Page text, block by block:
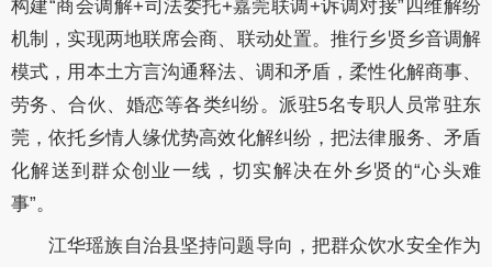
构建“商会调解+司法委托+嘉莞联调+诉调对接”四维解纷
机制，实现两地联席会商、联动处置。推行乡贤乡音调解
模式，用本土方言沟通释法、调和矛盾，柔性化解商事、
劳务、合伙、婚恋等各类纠纷。派驻5名专职人员常驻东
莞，依托乡情人缘优势高效化解纠纷，把法律服务、矛盾
化解送到群众创业一线，切实解决在外乡贤的“心头难
事”。
江华瑶族自治县坚持问题导向，把群众饮水安全作为